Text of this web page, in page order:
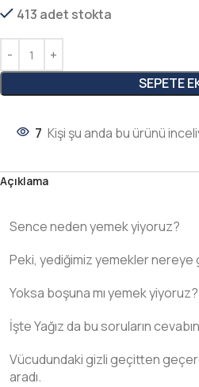
413 adet stokta
SEPETE
7 Kişi şu anda bu ürünü
Açıklama
Sence neden yemek yiyoruz?
Peki, yediğimiz yemekler nereye
Yoksa boşuna mı yemek yiyoruz?
İşte Yağız da bu soruların
Vücudundaki gizli geçitten
aradı.